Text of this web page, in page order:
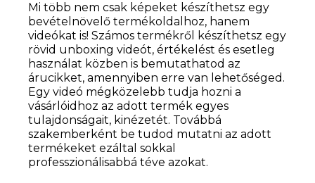
Mi több nem csak képeket készíthetsz egy
bevételnövelő termékoldalhoz, hanem
videókat is! Számos termékről készíthetsz egy
rövid unboxing videót, értékelést és esetleg
használat közben is bemutathatod az
árucikket, amennyiben erre van lehetőséged.
Egy videó mégközelebb tudja hozni a
vásárlóidhoz az adott termék egyes
tulajdonságait, kinézetét. Továbbá
szakemberként be tudod mutatni az adott
termékeket ezáltal sokkal
professzionálisabbá téve azokat.